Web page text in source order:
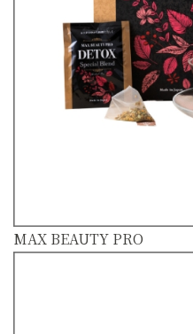
MAX BEAUTY PRO